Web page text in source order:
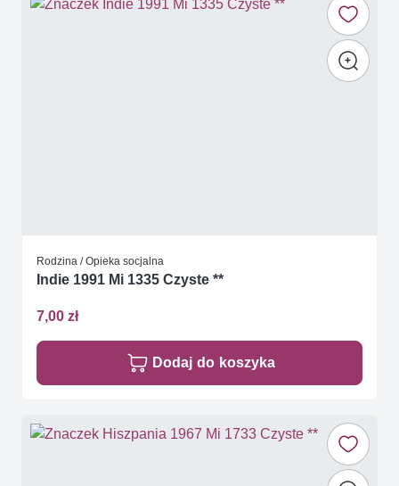
Rodzina / Opieka socjalna
Indie 1991 Mi 1335 Czyste **
7,00 zł
Dodaj do koszyka